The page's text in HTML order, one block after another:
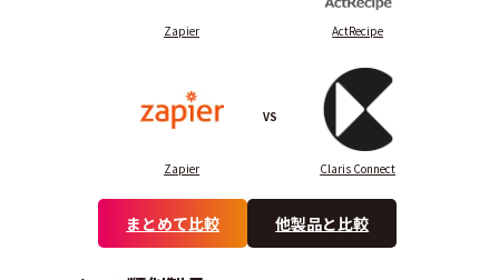
Zapier ActRecipe
Zapier
VS
Claris Connect
まとめて比較 他製品と比較